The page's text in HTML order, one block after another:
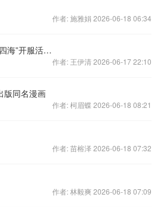
作者: 施雅娟 2026-06-18 06:34
《凡仙》大混服新服“龙腾四海”开服活动第二响
作者: 王伊清 2026-06-17 22:10
版同名漫画
作者: 柯眉蝶 2026-06-18 08:21
作者: 苗榕泽 2026-06-18 07:32
作者: 林毅爽 2026-06-18 07:09